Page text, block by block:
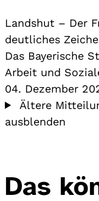
Landshut – Der
deutliches
Das Bayerische
Arbeit und
04. Dezember
Ältere
ausblenden
Das